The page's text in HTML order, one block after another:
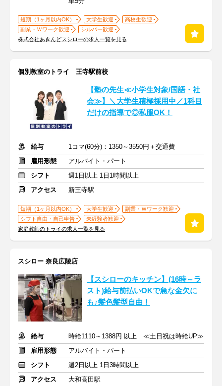
短期（1ヶ月以内OK） 大学生歓迎
高校生歓迎
副業・Ｗワーク歓迎
シルバー歓迎
株式会社あきんどスシローの求人一覧を見る
個別教室のトライ 王寺駅前校
【塾の先生≪小学生対象/国語・社
会≫】＼大学生積極採用中／1科目
だけの指導で◎私服OK！
給与
1コマ(60分)：1350～3550円＋交通費
雇用形態
アルバイト・パート
シフト
週1日以上 1日1時間以上
アクセス
新王寺駅
短期（1ヶ月以内OK） 大学生歓迎
副業・Ｗワーク歓迎
シフト自由・自己申告
未経験者歓迎
家庭教師のトライの求人一覧を見る
スシロー 奈良広陵店
【スシローのキッチン】(16時～ラ
スト)給与前払いOKで急な金欠に
も♪髪色髪型自由！
給与
時給1110～1388円 以上 ≪土日祝は時給UP≫
雇用形態
アルバイト・パート
シフト
週2日以上 1日3時間以上
アクセス
大和高田駅